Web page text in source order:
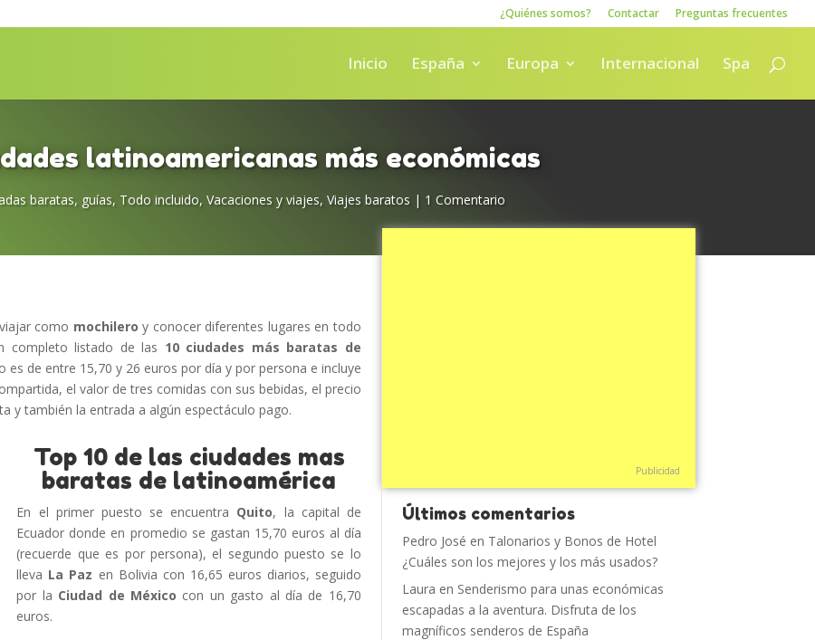
¿Quiénes somos? Contactar Preguntas frecuentes
Inicio España Europa Internacional Spa
latinoamericanas más económicas
baratas, guías, Todo incluido, Vacaciones y viajes, Viajes baratos | 1 Comentario
como mochilero y conocer diferentes lugares en todo
completo listado de las 10 ciudades más baratas de
es de entre 15,70 y 26 euros por día y por persona e incluye
el valor de tres comidas con sus bebidas, el precio
y también la entrada a algún espectáculo pago.
Top 10 de las ciudades mas
baratas de latinoamérica
En el primer puesto se encuentra Quito, la capital de
Ecuador donde en promedio se gastan 15,70 euros al día
(recuerde que es por persona), el segundo puesto se lo
lleva La Paz en Bolivia con 16,65 euros diarios, seguido
por la Ciudad de México con un gasto al día de 16,70
euros.
Publicidad
Últimos comentarios
Pedro José en Talonarios y Bonos de Hotel
¿Cuáles son los mejores y los más usados?
Laura en Senderismo para unas económicas
escapadas a la aventura. Disfruta de los
magníficos senderos de España